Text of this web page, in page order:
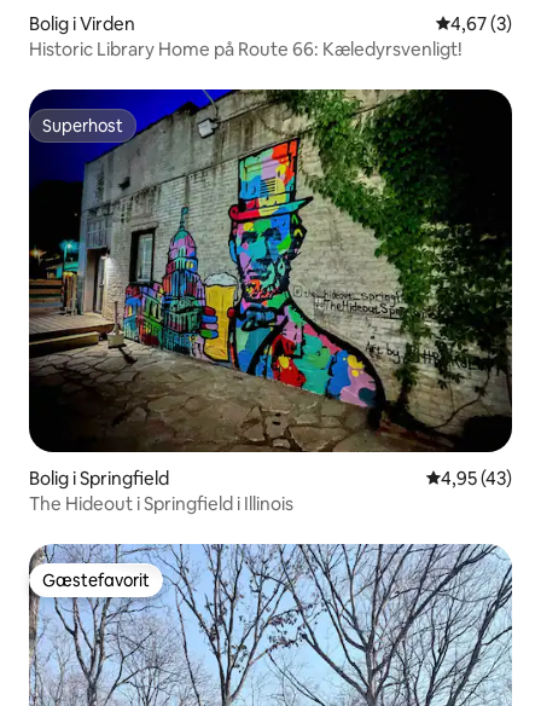
Bolig i Virden 4,67 ud af 5
4,67 (3)
Historic Library Home på Route 66: Kæledyrsvenligt!
Superhost
Superhost
Bolig i Springfield 4,95 ud af 5 i
4,95 (43)
The Hideout i Springfield i Illinois
Gæstefavorit
Gæstefavorit